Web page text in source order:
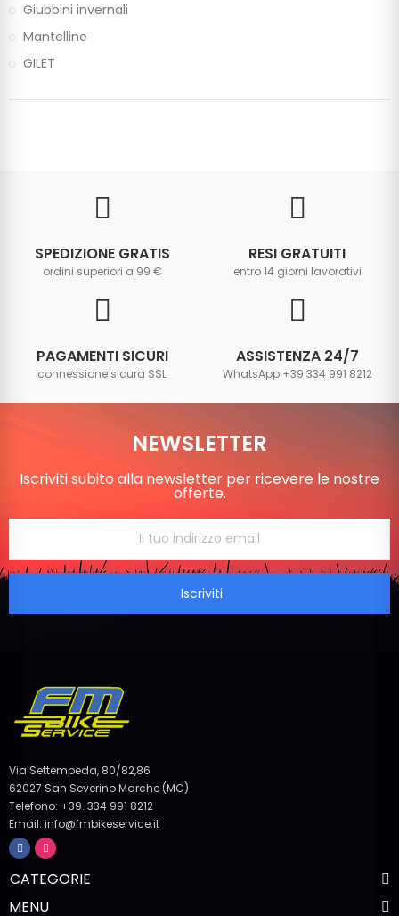
Giubbini invernali
Mantelline
GILET
SPEDIZIONE GRATIS
ordini superiori a 99 €
RESI GRATUITI
entro 14 giorni lavorativi
PAGAMENTI SICURI
connessione sicura SSL
ASSISTENZA 24/7
WhatsApp +39 334 991 8212
NEWSLETTER
Iscriviti subito alla newsletter per ricevere le nostre
offerte.
Iscriviti
Via Settempeda, 80/82,86
62027 San Severino Marche (MC)
Telefono: +39. 334 991 8212
Email: info@fmbikeservice.it
CATEGORIE
MENU